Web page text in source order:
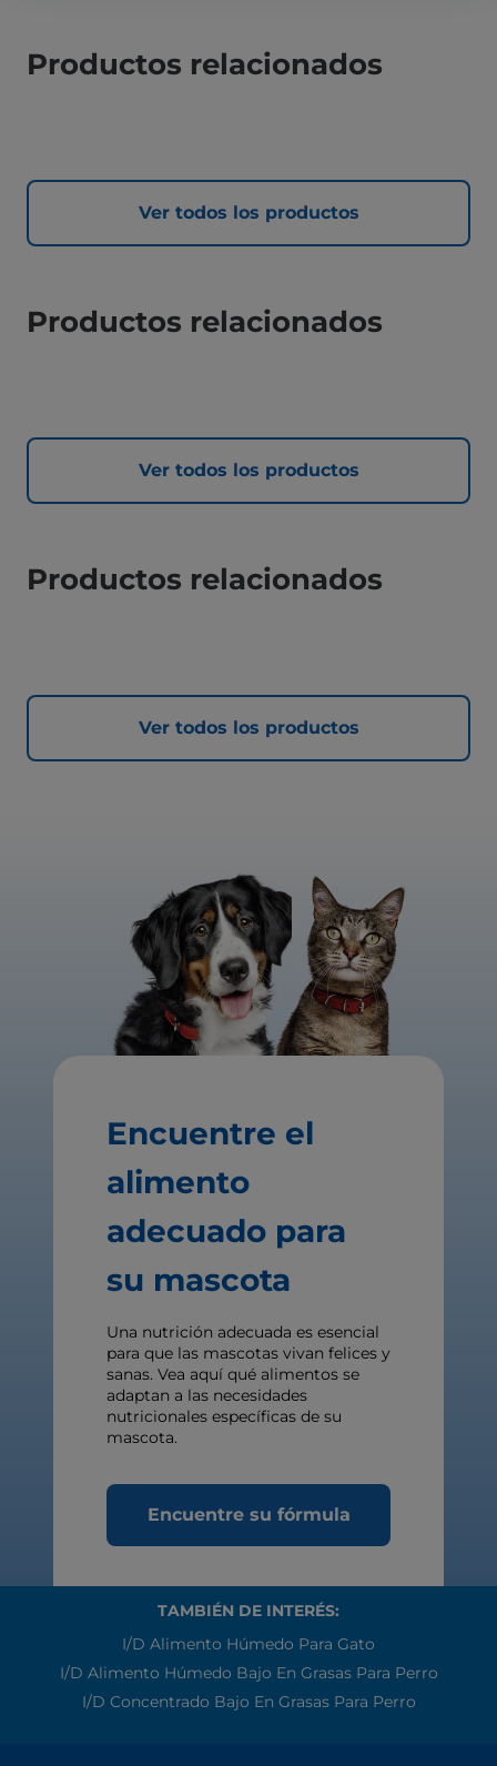
Productos relacionados
Ver todos los productos
Productos relacionados
Ver todos los productos
Productos relacionados
Ver todos los productos
Encuentre el
alimento
adecuado para
su mascota
Una nutrición adecuada es esencial
para que las mascotas vivan felices y
sanas. Vea aquí qué alimentos se
adaptan a las necesidades
nutricionales específicas de su
mascota.
Encuentre su fórmula
TAMBIÉN DE INTERÉS:
I/d Alimento Húmedo Para Gato
I/d Alimento Húmedo Bajo En Grasas Para Perro
I/d Concentrado Bajo En Grasas Para Perro